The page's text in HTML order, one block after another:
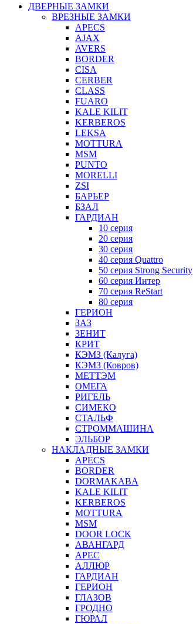
ДВЕРНЫЕ ЗАМКИ
ВРЕЗНЫЕ ЗАМКИ
APECS
AJAX
AVERS
BORDER
CISA
CERBER
CLASS
FUARO
KALE KILIT
KERBEROS
LEKSA
MOTTURA
MSM
PUNTO
MORELLI
ZSI
БАРЬЕР
БЗАЛ
ГАРДИАН
10 серия
20 серия
30 серия
40 серия Quattro
50 серия Strong Security
60 серия Интер
70 серия ReStart
80 серия
ГЕРИОН
ЗАЗ
ЗЕНИТ
КРИТ
КЭМЗ (Калуга)
КЭМЗ (Ковров)
МЕТТЭМ
ОМЕГА
РИГЕЛЬ
СИМЕКО
СТАЛЬФ
СТРОММАШИНА
ЭЛЬБОР
НАКЛАДНЫЕ ЗАМКИ
APECS
BORDER
DORMAKABA
KALE KILIT
KERBEROS
MOTTURA
MSM
DOOR LOCK
АВАНГАРД
АРЕС
АЛЛЮР
ГАРДИАН
ГЕРИОН
ГЛАЗОВ
ГРОДНО
ГЮРАЛ